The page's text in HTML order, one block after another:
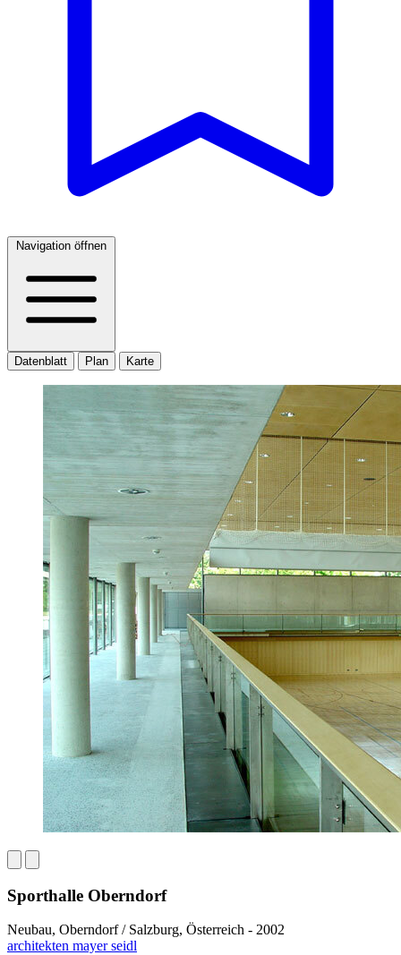
Navigation öffnen
Datenblatt Plan Karte
Sporthalle Oberndorf
Neubau, Oberndorf / Salzburg, Österreich - 2002
architekten mayer seidl